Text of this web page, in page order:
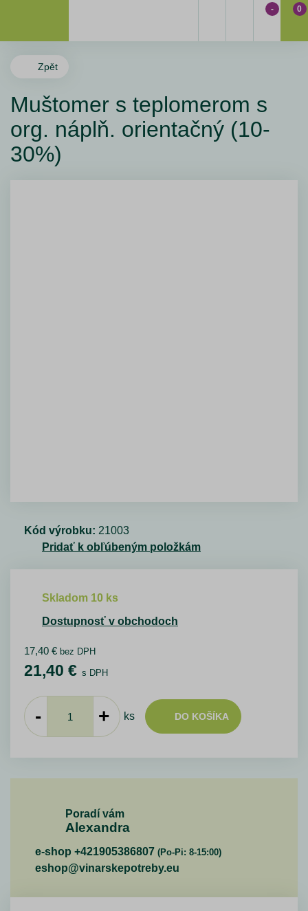
- 0
Zpět
Muštomer s teplomerom s
org. náplň. orientačný (10-
30%)
Kód výrobku: 21003
Pridať k obľúbeným položkám
Skladom 10 ks
Dostupnosť v obchodoch
17,40 € bez DPH
21,40 € s DPH
- + ks DO KOŠÍKA
Poradí vám
Alexandra
e-shop +421905386807 (Po-Pi: 8-15:00)
eshop@vinarskepotreby.eu